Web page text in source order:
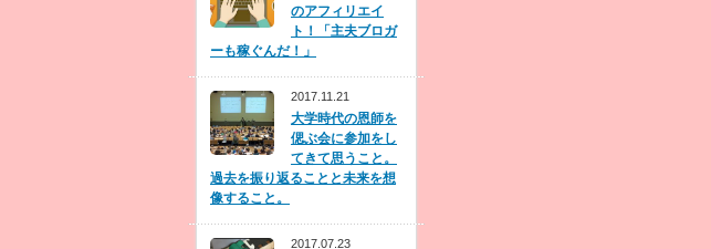
のアフィリエイ
ト！「主夫ブロガ
ーも稼ぐんだ！」
2017.11.21
大学時代の恩師を
偲ぶ会に参加をし
てきて思うこと。
過去を振り返ることと未来を想
像すること。
2017.07.23